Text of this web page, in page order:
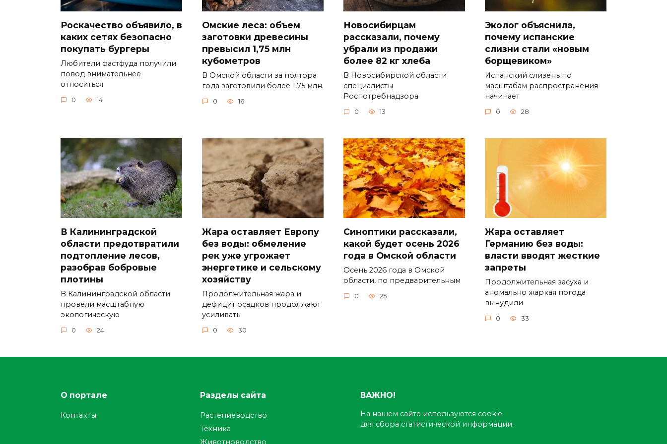
Роскачество объявило, в
каких сетях безопасно
покупать бургеры
Любители фастфуда получили
повод внимательнее
относиться
0 14
Омские леса: объем
заготовки древесины
превысил 1,75 млн
кубометров
В Омской области за полтора
года заготовили более 1,75 млн.
0 16
Новосибирцам
рассказали, почему
убрали из продажи
более 82 кг хлеба
В Новосибирской области
специалисты
Роспотребнадзора
0 13
Эколог объяснила,
почему испанские
слизни стали «новым
борщевиком»
Испанский слизень по
масштабам распространения
начинает
0 28
В Калининградской
области предотвратили
подтопление лесов,
разобрав бобровые
плотины
В Калининградской области
провели масштабную
экологическую
0 24
Жара оставляет Европу
без воды: обмеление
рек уже угрожает
энергетике и сельскому
хозяйству
Продолжительная жара и
дефицит осадков продолжают
усиливать
0 30
Синоптики рассказали,
какой будет осень 2026
года в Омской области
Осень 2026 года в Омской
области, по предварительным
0 25
Жара оставляет
Германию без воды:
власти вводят жесткие
запреты
Продолжительная засуха и
аномально жаркая погода
вынудили
0 33
О портале
Контакты
Разделы сайта
Растениеводство
Техника
Животноводство
ВАЖНО!
На нашем сайте используются cookie
для сбора статистической информации.